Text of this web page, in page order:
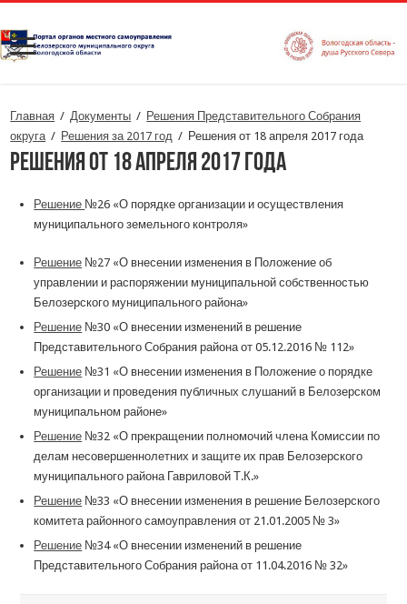
Главная / Документы / Решения Представительного Собрания
округа / Решения за 2017 год / Решения от 18 апреля 2017 года
Решения от 18 апреля 2017 года
Решение №26 «О порядке организации и осуществления
муниципального земельного контроля»
Решение №27 «О внесении изменения в Положение об
управлении и распоряжении муниципальной собственностью
Белозерского муниципального района»
Решение №30 «О внесении изменений в решение
Представительного Собрания района от 05.12.2016 № 112»
Решение №31 «О внесении изменения в Положение о порядке
организации и проведения публичных слушаний в Белозерском
муниципальном районе»
Решение №32 «О прекращении полномочий члена Комиссии по
делам несовершеннолетних и защите их прав Белозерского
муниципального района Гавриловой Т.К.»
Решение №33 «О внесении изменения в решение Белозерского
комитета районного самоуправления от 21.01.2005 № 3»
Решение №34 «О внесении изменений в решение
Представительного Собрания района от 11.04.2016 № 32»